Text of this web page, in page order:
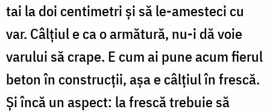
tai la doi centimetri și să le-amesteci cu
var. Câlțiul e ca o armătură, nu-i dă voie
varului să crape. E cum ai pune acum fierul
beton în construcții, așa e câlțiul în frescă.
Și încă un aspect: la frescă trebuie să